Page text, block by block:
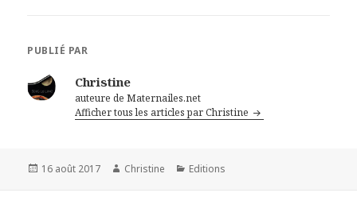
PUBLIÉ PAR
Christine
auteure de Maternailes.net
Afficher tous les articles par Christine
Publié
16 août 2017 Auteur
Christine Catégories
Editions